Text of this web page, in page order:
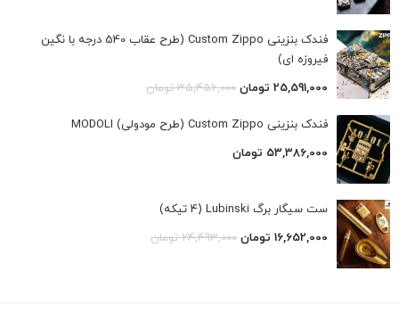
فندک بنزینی Custom Zippo (طرح عقاب 540 درجه با نگین
فیروزه ای)
25,591,000 تومان 35,456,000 تومان
فندک بنزینی Custom Zippo (طرح مودولی) MODOLI
53,386,000 تومان
ست سیگار برگ Lubinski (4 تیکه)
16,652,000 تومان 24,493,000 تومان